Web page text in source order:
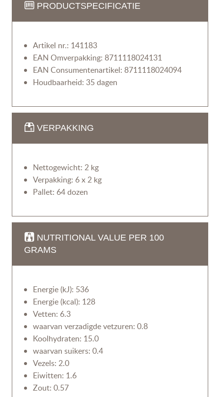
PRODUCTSPECIFICATIE
Artikel nr.: 141183
EAN Omverpakking: 8711118024131
EAN Consumentenartikel: 8711118024094
Houdbaarheid: 35 dagen
VERPAKKING
Nettogewicht: 2 kg
Verpakking: 6 x 2 kg
Pallet: 64 dozen
NUTRITIONAL VALUE PER 100
GRAMS
Energie (kJ): 536
Energie (kcal): 128
Vetten: 6.3
waarvan verzadigde vetzuren: 0.8
Koolhydraten: 15.0
waarvan suikers: 0.4
Vezels: 2.0
Eiwitten: 1.6
Zout: 0.57